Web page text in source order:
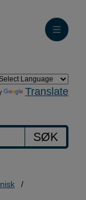
Translate
SØK